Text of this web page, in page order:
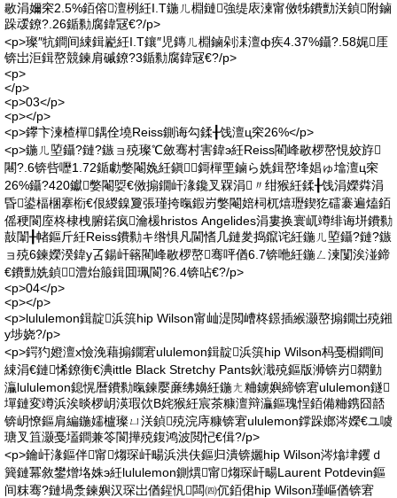
敭涓嬭穼2.5%銆傛澶栵紝I.T鍦ㄦ棩鏈強缇庡湅甯傚牬鐨勯浂鍞附鏀
跺叆鐐?.26鍎勬腐鍏冦€?/p>
<p>璨″牨鐧间綀鍓嶏紝I.T鑲″児鏄ㄦ棩鏀剁洡澶ф疾4.37%鑷?.58娓厓
锛岀洰鍓嶅競鍊肩磩鐐?3鍎勬腐鍏冦€?/p>
<p>
</p>
<p>03</p>
<p></p>
<p>鑻卞湅楂樿鍝佺墝Reiss鍘诲勾鍒╂饯澶ц穼26%</p>
<p>鍦ㄦ埅鑷?鏈?鏃ョ殑璨℃斂骞村害鍏э紝Reiss閵峰敭椤嶅悓姣斿
闀?.6锛呰嚦1.72鍎勮嫳閹婏紝鎭▍鎶樿垔鏀ら姺鍓嶅埄娼ゅ墖澶ц穼
26%鑷?420钀嫳閹娿€傚搧鐗屽湪鑱叉槑涓〃绀猴紝鍒╂饯涓嬫粦涓
昏鍙楅棞搴椼€佷緵鎳夐張瑾挎暣鍜岃嫳閹婄柌杌熺瓑鍥犵礌褰遍熆銆
傜稉閬庢柊棣栧腑鍩疯瀹楥hristos Angelides涓婁换寰屼竴绯诲垪鐨勬
敼闈╂帾鏂斤紝Reiss鐨勬キ绺惧凡閫愭几鏈夎捣鑹诧紝鍦ㄦ埅鑷?鏈?鏃
ョ殑6鍊嬫湀鍏у叾鍚屽簵閵峰敭椤嶅骞呯偤6.7锛咃紝鍦ㄥ湅闅涘湴鍗
€鐨勯姺鍞澧炲箙鍓囬珮閬?6.4锛呫€?/p>
<p>04</p>
<p></p>
<p>lululemon鍓靛浜篊hip Wilson甯屾湜閲嶆柊鐛插緱灏嶅搧鐗岀殑鎺
у埗娆?/p>
<p>鍔犳嬁澶х憸浼藉搧鐗宭ululemon鍓靛浜篊hip Wilson杩戞棩鐧间
綀涓€鏈悕鐐衡€淟ittle Black Stretchy Pants鈥濈殑鏂版浉锛岃閷勭
灜lululemon鎴愰暦鐨勬暣鍊嬮亷绋嬶紝鍦ㄤ粬鐪嬩締锛宭ululemon鐩
墠鏈変竴浜涘晱椤岄渶瑕佽В姹猴紝宸茶糠澶辩灜鏂瑰悜銆備粬鎸囧嚭
锛岄憭鏂肩編鍦嬬櫨璨ㄩ浂鍞殑浣庤糠锛宭ululemon鐣跺嫏涔嬫€ユ噳
瑭叉笡灏戞壒鐧兼笭閬撶殑鍑鸿波閲忋€偮?/p>
<p>鑰屽湪鏂伴甯煼琛屽畼浜洪伕鏂归潰锛孋hip Wilson涔熻垏钁ｄ
簨鏈冪敘鐢熷垎姝э紝lululemon鍘熼甯煼琛屽畼Laurent Potdevin鏂
间粖骞?鏈堝洜鍊嬩汉琛岀偤鍟忛闆㈣伔銆侰hip Wilson瑾嶇偤锛宭